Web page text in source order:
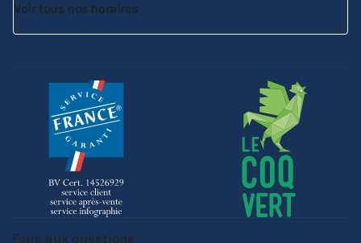
Voir tous nos horaires
Foire aux questions